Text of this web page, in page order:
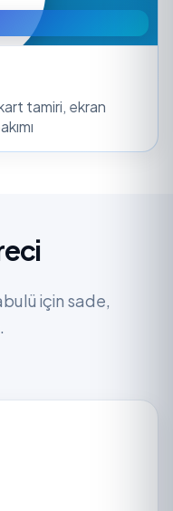
tamiri, ekran
için sade,